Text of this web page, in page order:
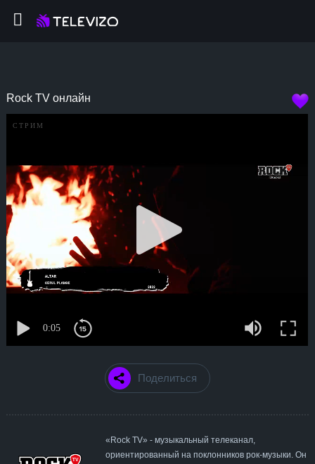
Rock TV онлайн
Поделиться
«Rock TV» - музыкальный телеканал,
ориентированный на поклонников рок-музыки. Он